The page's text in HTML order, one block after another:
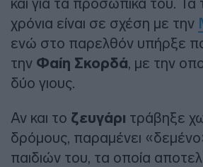
και για τα προσωπικά του. Τα
χρόνια είναι σε σχέση με την
ενώ στο παρελθόν υπήρξε
την Φαίη Σκορδά, με την
δύο γιους.
Αν και το ζευγάρι τράβηξε
δρόμους, παραμένει
παιδιών του, τα οποία